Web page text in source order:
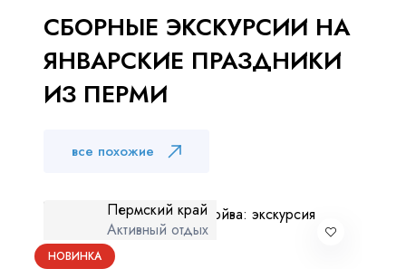
СБОРНЫЕ ЭКСКУРСИИ НА
ЯНВАРСКИЕ ПРАЗДНИКИ
ИЗ ПЕРМИ
все похожие
НОВИНКА
Пермский край
Активный отдых